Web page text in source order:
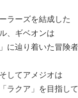
ラーズを結成した
、ギベオンは
に辿り着いた冒険者
してアメジオは
ラクア」を目指し